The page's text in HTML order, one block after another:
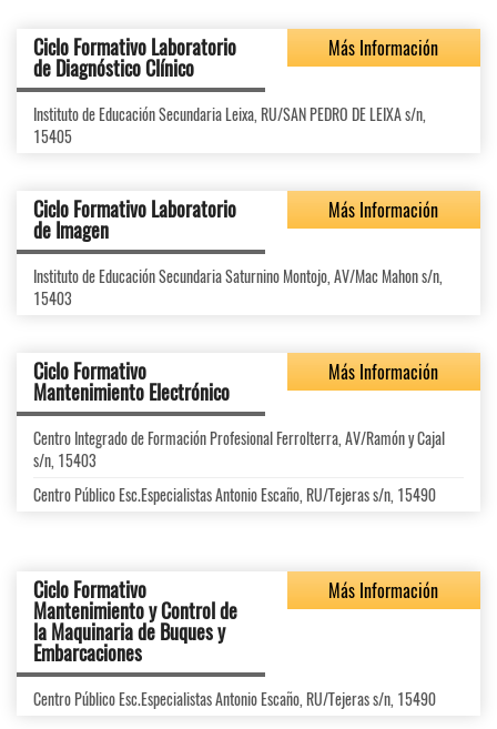
Ciclo Formativo Laboratorio
de Diagnóstico Clínico
Más Información
Instituto de Educación Secundaria Leixa, RU/SAN PEDRO DE LEIXA s/n,
15405
Ciclo Formativo Laboratorio
de Imagen
Más Información
Instituto de Educación Secundaria Saturnino Montojo, AV/Mac Mahon s/n,
15403
Ciclo Formativo
Mantenimiento Electrónico
Más Información
Centro Integrado de Formación Profesional Ferrolterra, AV/Ramón y Cajal
s/n, 15403
Centro Público Esc.Especialistas Antonio Escaño, RU/Tejeras s/n, 15490
Ciclo Formativo
Mantenimiento y Control de
la Maquinaria de Buques y
Embarcaciones
Más Información
Centro Público Esc.Especialistas Antonio Escaño, RU/Tejeras s/n, 15490